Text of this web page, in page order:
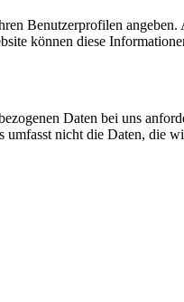
Benutzerprofilen
können diese
Daten bei uns
nicht die Daten, die